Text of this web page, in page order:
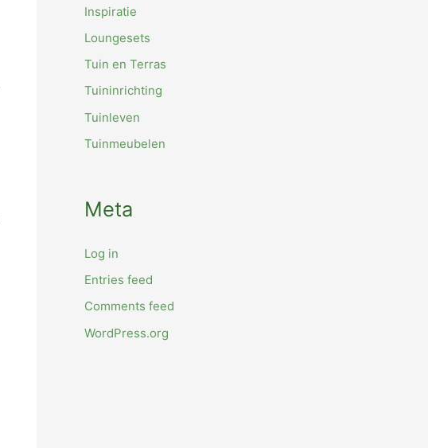
Inspiratie
Loungesets
Tuin en Terras
Tuininrichting
Tuinleven
Tuinmeubelen
Meta
Log in
Entries feed
Comments feed
WordPress.org